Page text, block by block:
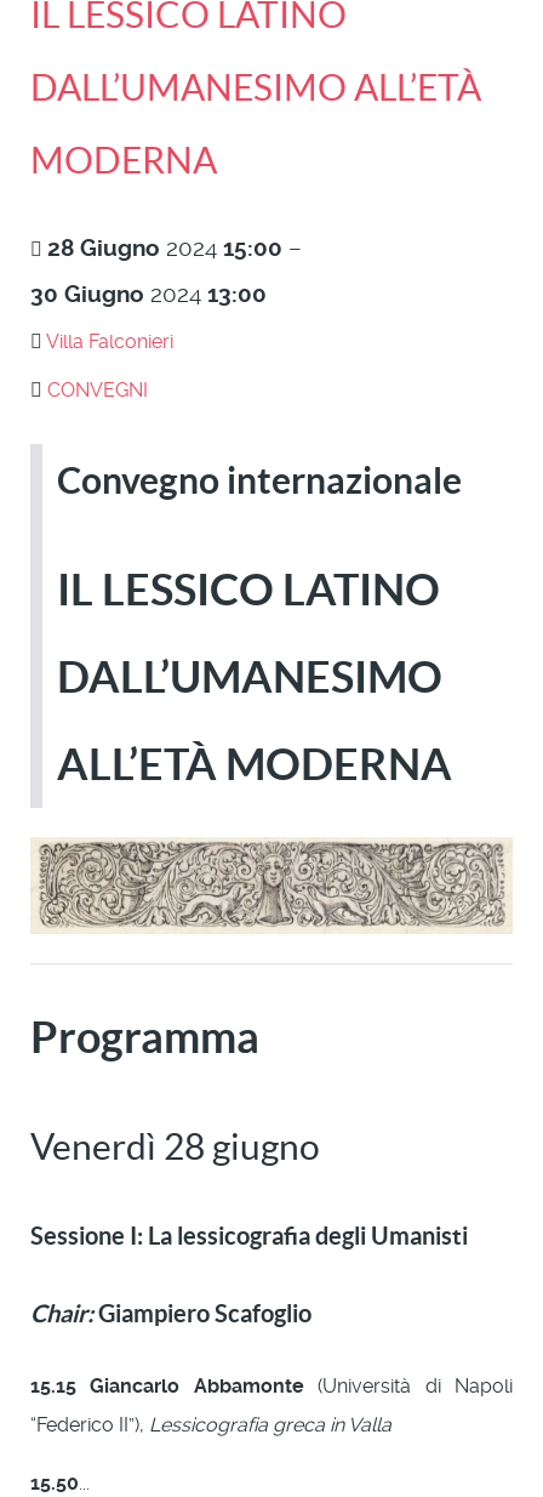
IL LESSICO LATINO
DALL’UMANESIMO ALL’ETÀ
MODERNA
28 Giugno 2024 15:00 –
30 Giugno 2024 13:00
Villa Falconieri
CONVEGNI
Convegno internazionale
IL LESSICO LATINO
DALL’UMANESIMO
ALL’ETÀ MODERNA
Programma
Venerdì 28 giugno
Sessione I: La lessicografia degli Umanisti
Chair:Giampiero Scafoglio
15.15 Giancarlo Abbamonte(Università di Napoli
“Federico II”), Lessicografia greca in Valla
15.50